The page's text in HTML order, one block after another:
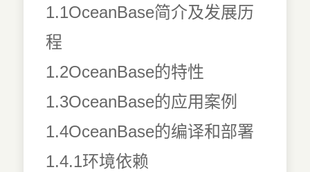
1.1OceanBase简介及发展历
程
1.2OceanBase的特性
1.3OceanBase的应用案例
1.4OceanBase的编译和部署
1.4.1环境依赖